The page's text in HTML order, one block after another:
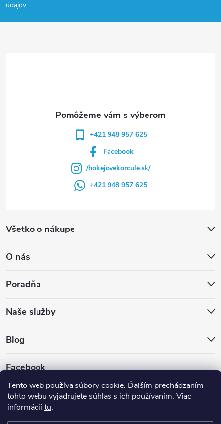
Tento web používa súbory cookie. Ďalším prechádzaním
tohto webu vyjadrujete súhlas s ich používaním. Viac
informáciítu.
púdajov
Všetko o nákupe
O nás
Poradňa
Naše služby
Blog
Facebook
+421 948 957 625
Facebook
/hokejovekorcule.sk/
+421 948 957 625